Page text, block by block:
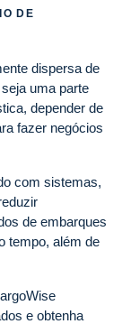
DE
dispersa de
uma parte
depender de
fazer negócios
com sistemas,
de embarques
tempo, além de
e obtenha